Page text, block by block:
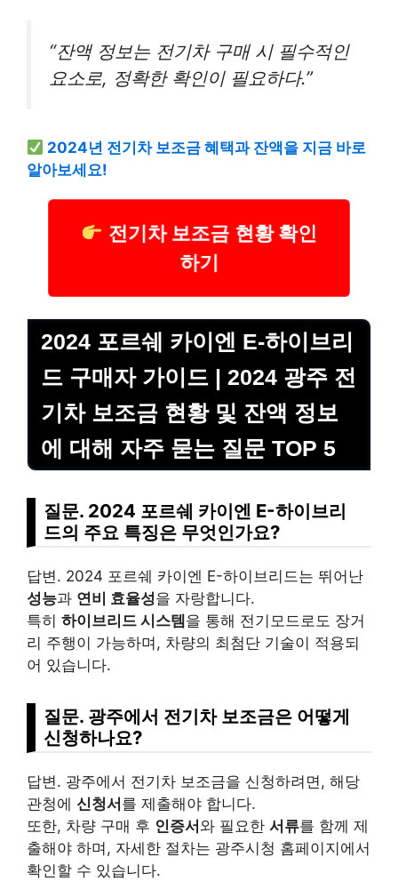
“잔액 정보는 전기차 구매 시 필수적인
요소로, 정확한 확인이 필요하다.”
2024년 전기차 보조금 혜택과 잔액을 지금 바로
알아보세요!
전기차 보조금 현황 확인
하기
2024 포르쉐 카이엔 E-하이브리
드 구매자 가이드 | 2024 광주 전
기차 보조금 현황 및 잔액 정보
에 대해 자주 묻는 질문 TOP 5
질문. 2024 포르쉐 카이엔 E-하이브리
드의 주요 특징은 무엇인가요?
답변. 2024 포르쉐 카이엔 E-하이브리드는 뛰어난
성능과 연비 효율성을 자랑합니다.
특히 하이브리드 시스템 을 통해 전기모드로도 장거
리 주행이 가능하며, 차량의 최첨단 기술이 적용되
어 있습니다.
질문. 광주에서 전기차 보조금은 어떻게
신청하나요?
답변. 광주에서 전기차 보조금을 신청하려면, 해당
관청에 신청서 를 제출해야 합니다.
또한, 차량 구매 후 인증서 와 필요한 서류를 함께 제
출해야 하며, 자세한 절차는 광주시청 홈페이지에서
확인할 수 있습니다.